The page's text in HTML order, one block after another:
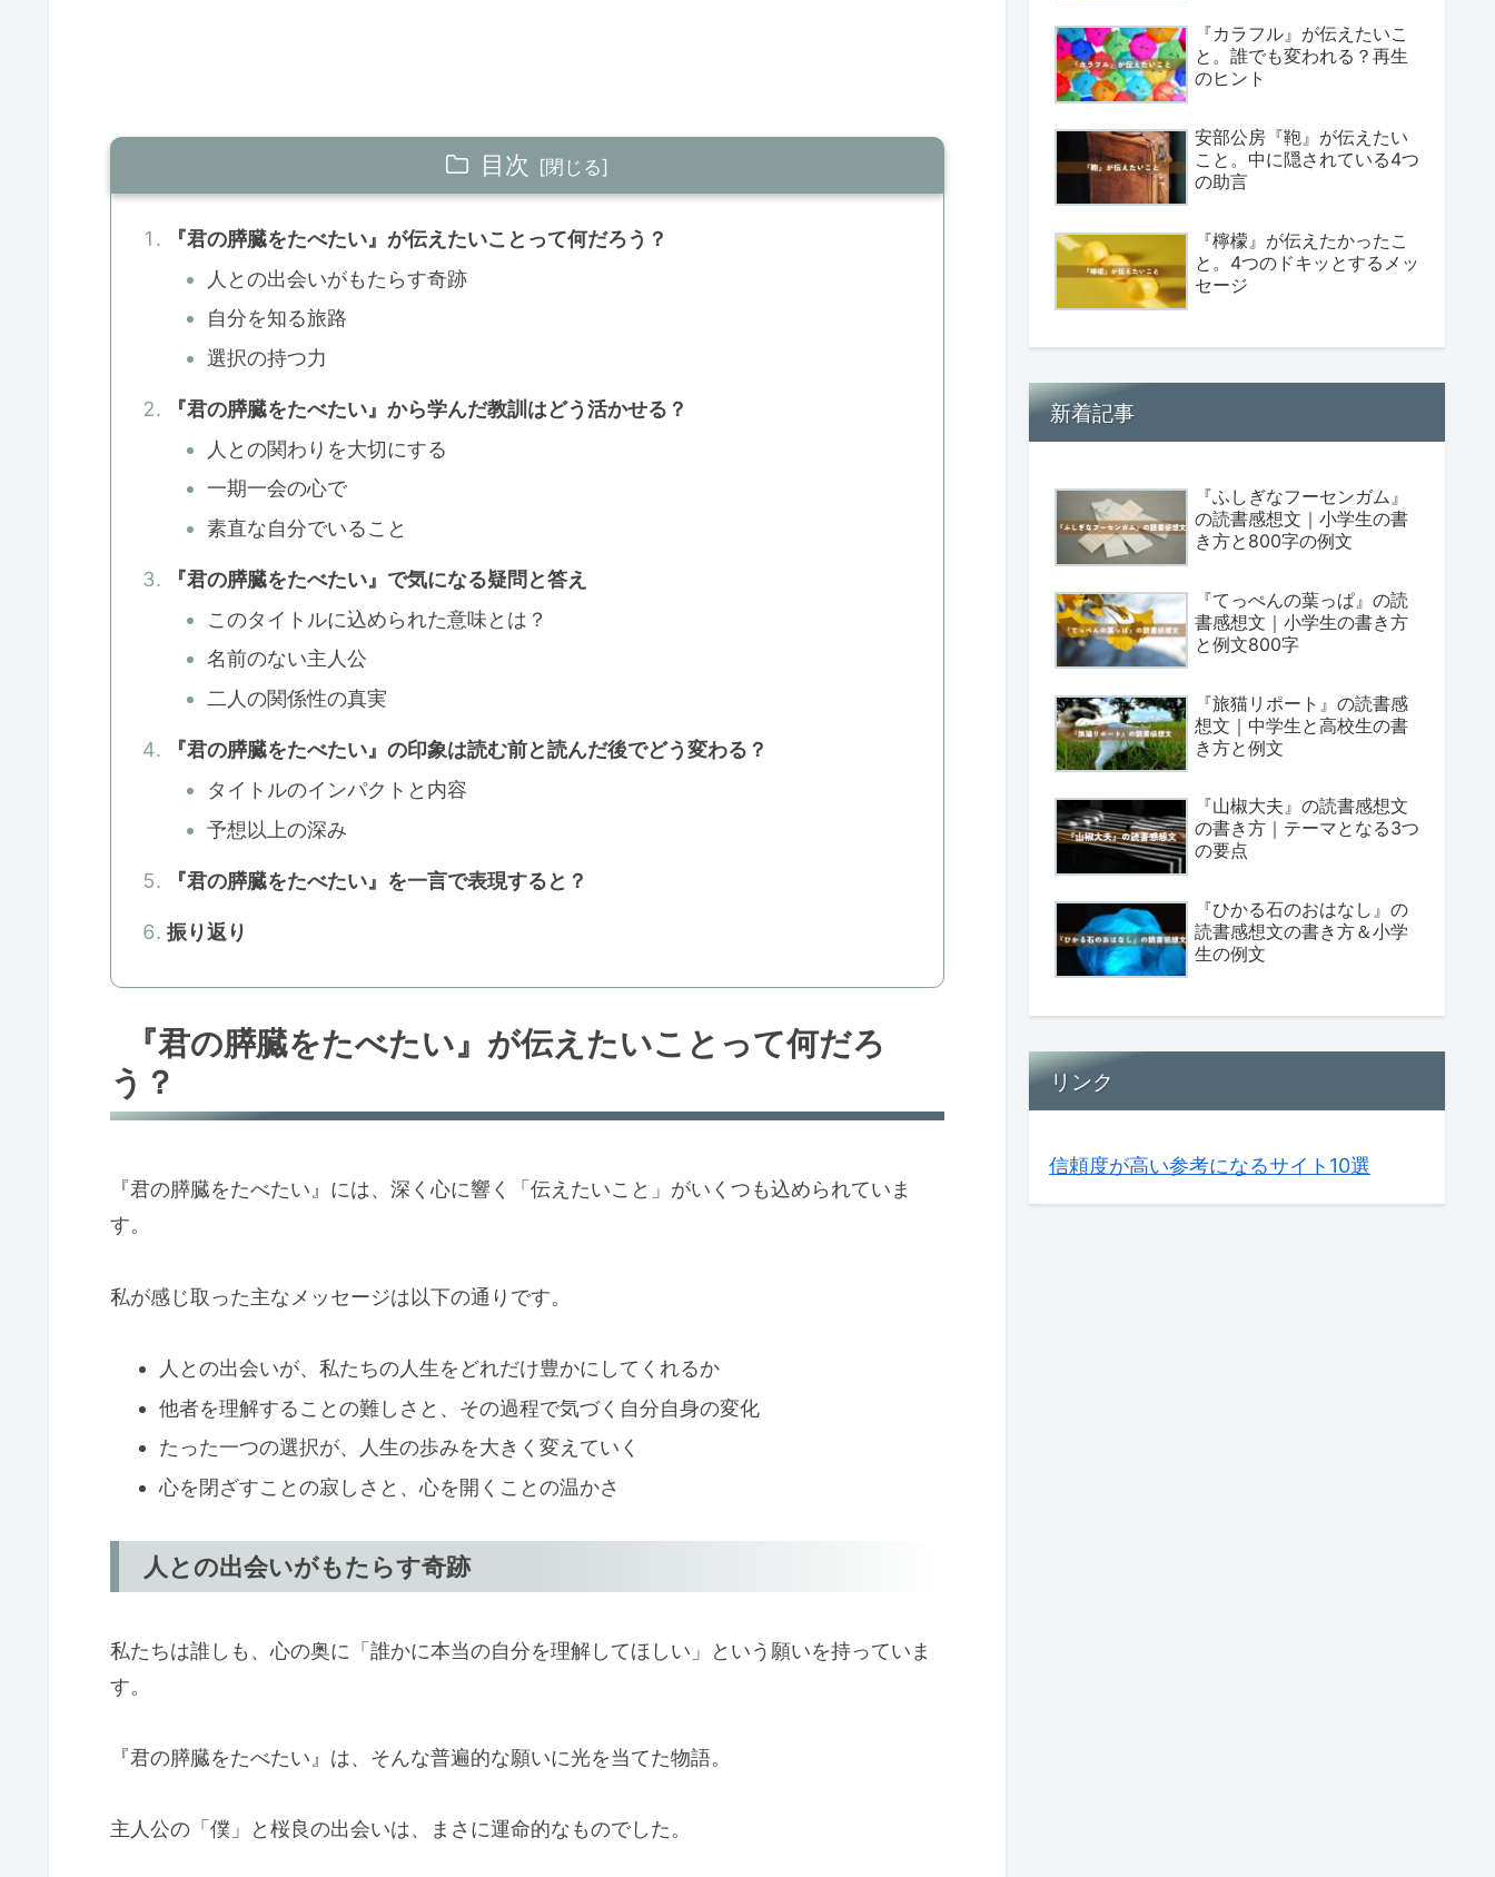
目次
『君の膵臓をたべたい』が伝えたいことって何だろう？
人との出会いがもたらす奇跡
自分を知る旅路
選択の持つ力
『君の膵臓をたべたい』から学んだ教訓はどう活かせる？
人との関わりを大切にする
一期一会の心で
素直な自分でいること
『君の膵臓をたべたい』で気になる疑問と答え
このタイトルに込められた意味とは？
名前のない主人公
二人の関係性の真実
『君の膵臓をたべたい』の印象は読む前と読んだ後でどう変わる？
タイトルのインパクトと内容
予想以上の深み
『君の膵臓をたべたい』を一言で表現すると？
振り返り
『君の膵臓をたべたい』が伝えたいことって何だろ
う？
『君の膵臓をたべたい』には、深く心に響く「伝えたいこと」がいくつも込められていま
す。
私が感じ取った主なメッセージは以下の通りです。
人との出会いが、私たちの人生をどれだけ豊かにしてくれるか
他者を理解することの難しさと、その過程で気づく自分自身の変化
たった一つの選択が、人生の歩みを大きく変えていく
心を閉ざすことの寂しさと、心を開くことの温かさ
人との出会いがもたらす奇跡
私たちは誰しも、心の奥に「誰かに本当の自分を理解してほしい」という願いを持っていま
す。
『君の膵臓をたべたい』は、そんな普遍的な願いに光を当てた物語。
主人公の「僕」と桜良の出会いは、まさに運命的なものでした。
『カラフル』が伝えたいこ
と。誰でも変われる？再生
のヒント
安部公房『鞄』が伝えたい
こと。中に隠されている4つ
の助言
『檸檬』が伝えたかったこ
と。4つのドキッとするメッ
セージ
新着記事
『ふしぎなフーセンガム』
の読書感想文｜小学生の書
き方と800字の例文
『てっぺんの葉っぱ』の読
書感想文｜小学生の書き方
と例文800字
『旅猫リポート』の読書感
想文｜中学生と高校生の書
き方と例文
『山椒大夫』の読書感想文
の書き方｜テーマとなる3つ
の要点
『ひかる石のおはなし』の
読書感想文の書き方＆小学
生の例文
リンク
信頼度が高い参考になるサイト10選